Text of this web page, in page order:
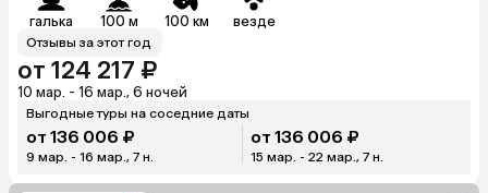
галька 100 м 100 км везде
Отзывы за этот год
от 124 217 ₽
10 мар. - 16 мар., 6 ночей
Выгодные туры на соседние даты
от 136 006 ₽
9 мар. - 16 мар., 7 н.
от 136 006 ₽
15 мар. - 22 мар., 7 н.